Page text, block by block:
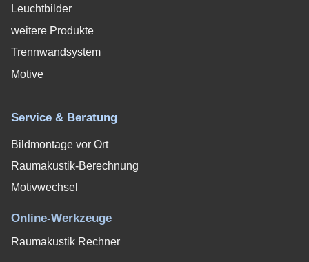
Leuchtbilder
weitere Produkte
Trennwandsystem
Motive
Service & Beratung
Bildmontage vor Ort
Raumakustik-Berechnung
Motivwechsel
Online-Werkzeuge
Raumakustik Rechner